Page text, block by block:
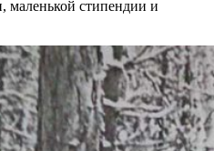
маленькой стипендии и